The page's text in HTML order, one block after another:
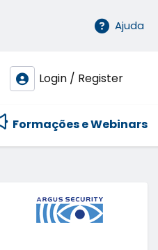
Ajuda
Login / Register
Formações e Webinars